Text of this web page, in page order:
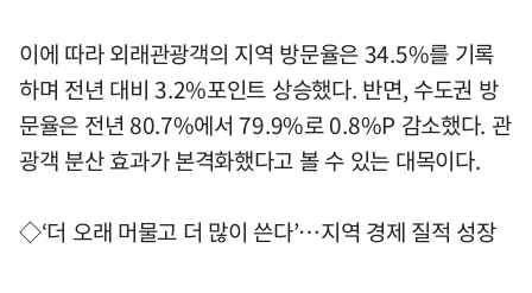
이에 따라 외래관광객의 지역 방문율은 34.5%를 기록
하며 전년 대비 3.2%포인트 상승했다. 반면, 수도권 방
문율은 전년 80.7%에서 79.9%로 0.8%P 감소했다. 관
광객 분산 효과가 본격화했다고 볼 수 있는 대목이다.
◇‘더 오래 머물고 더 많이 쓴다’…지역 경제 질적 성장